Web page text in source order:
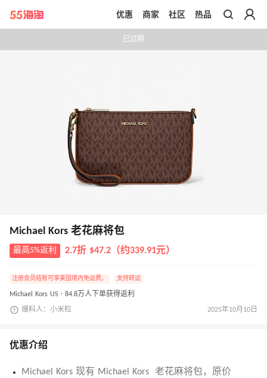
带你去官网买正品
优惠 商家 社区 热品
已过期
Michael Kors 老花麻将包
最高5%返利 2.7折 $47.2（约339.91元）
注册会员结账可享美国境内免运费。 支持转运
Michael Kors US · 84.8万人下单获得返利
爆料人：小米粒 2025年10月10日
优惠介绍
Michael Kors 现有 Michael Kors 老花麻将包，原价